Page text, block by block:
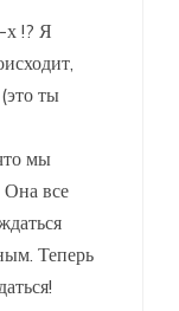
х !? Я
ты
мы
Она все
Теперь